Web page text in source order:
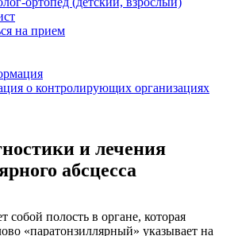
на прием
о контролирующих организациях
и лечения
абсцесса
собой полость в органе, которая
«паратонзиллярный» указывает на